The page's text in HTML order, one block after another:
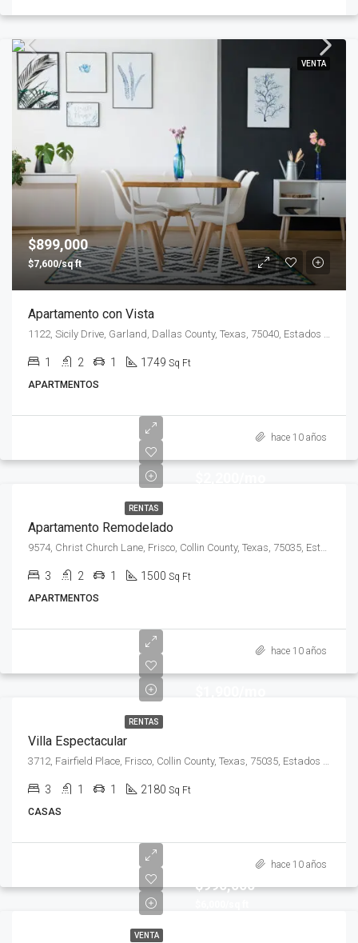
VENTA
$899,000
$7,600/sq ft
Apartamento con Vista
1 2 1 1749 Sq Ft
APARTMENTOS
hace 10 años
RENTAS
Apartamento Remodelado
3 2 1 1500 Sq Ft
APARTMENTOS
hace 10 años
RENTAS
Villa Espectacular
3 1 1 2180 Sq Ft
CASAS
hace 10 años
VENTA
$990,000